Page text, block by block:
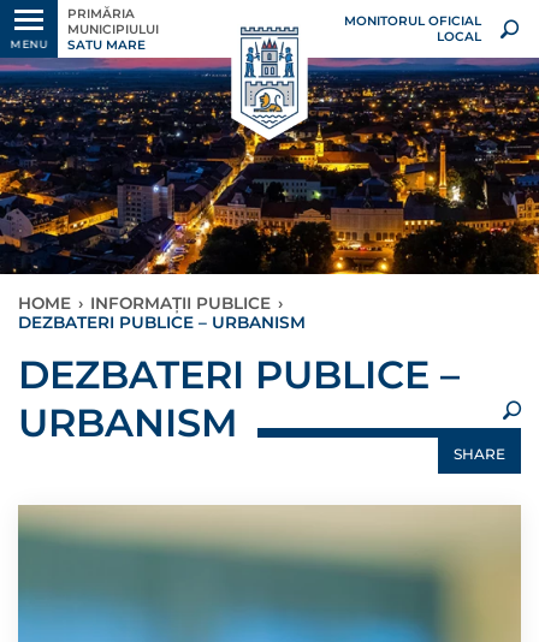
MENU
PRIMĂRIA
MUNICIPIULUI
SATU MARE
MONITORUL OFICIAL
LOCAL
HOME › INFORMAȚII PUBLICE ›
DEZBATERI PUBLICE – URBANISM
DEZBATERI PUBLICE –
URBANISM
SHARE